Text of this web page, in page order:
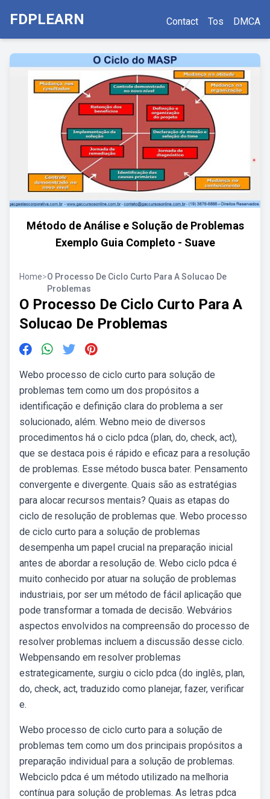
FDPLEARN Contact Tos DMCA
Método de Análise e Solução de Problemas
Exemplo Guia Completo - Suave
Home>O Processo De Ciclo Curto Para A Solucao De
Problemas
O Processo De Ciclo Curto Para A
Solucao De Problemas
Webo processo de ciclo curto para solução de
problemas tem como um dos propósitos a
identificação e definição clara do problema a ser
solucionado, além. Webno meio de diversos
procedimentos há o ciclo pdca (plan, do, check, act),
que se destaca pois é rápido e eficaz para a resolução
de problemas. Esse método busca bater. Pensamento
convergente e divergente. Quais são as estratégias
para alocar recursos mentais? Quais as etapas do
ciclo de resolução de problemas que. Webo processo
de ciclo curto para a solução de problemas
desempenha um papel crucial na preparação inicial
antes de abordar a resolução de. Webo ciclo pdca é
muito conhecido por atuar na solução de problemas
industriais, por ser um método de fácil aplicação que
pode transformar a tomada de decisão. Webvários
aspectos envolvidos na compreensão do processo de
resolver problemas incluem a discussão desse ciclo.
Webpensando em resolver problemas
estrategicamente, surgiu o ciclo pdca (do inglês, plan,
do, check, act, traduzido como planejar, fazer, verificar
e.
Webo processo de ciclo curto para a solução de
problemas tem como um dos principais propósitos a
preparação individual para a solução de problemas.
Webciclo pdca é um método utilizado na melhoria
contínua para solução de problemas. As letras pdca